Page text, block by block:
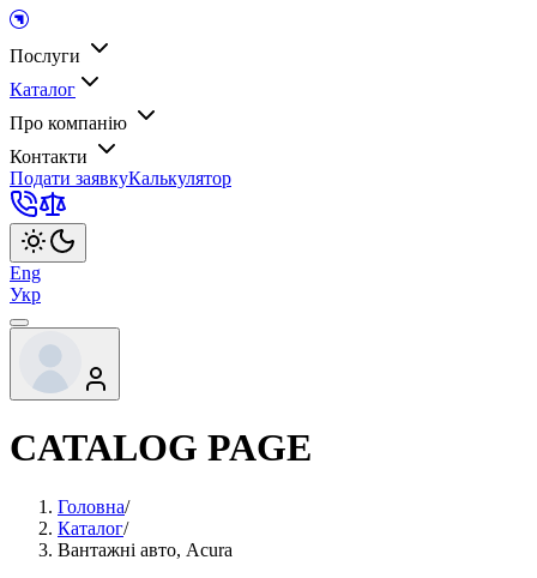
Послуги
Каталог
Про компанію
Контакти
Подати заявкуКалькулятор
Eng
Укр
CATALOG PAGE
Головна/
Каталог/
Вантажні авто, Acura